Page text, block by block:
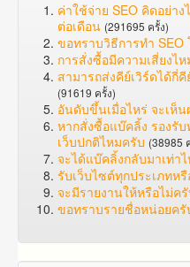
ค่าใช้จ่าย SEO คิดอย่า
ต่อเดือน (291695 ครั้ง)
ขอทราบวิธีการทำ SEO
การสั่งซื้อมีความเสี่ยงไ
สามารถส่งคีย์เวิร์ดได้กี่
(91619 ครั้ง)
อันดับขึ้นเมื่อไหร่ จะเห็
หากสั่งซื้อแบ๊คลิ้ง รองรั
เว็บปกติไหมครับ (38985
จะได้แบ๊คลิ้งกลับมาเท่า
รับเว็บไซต์ทุกประเภทหรื
จะมีรายงานให้หรือไม่ค
ขอทราบรายชื่อหน่อยครั